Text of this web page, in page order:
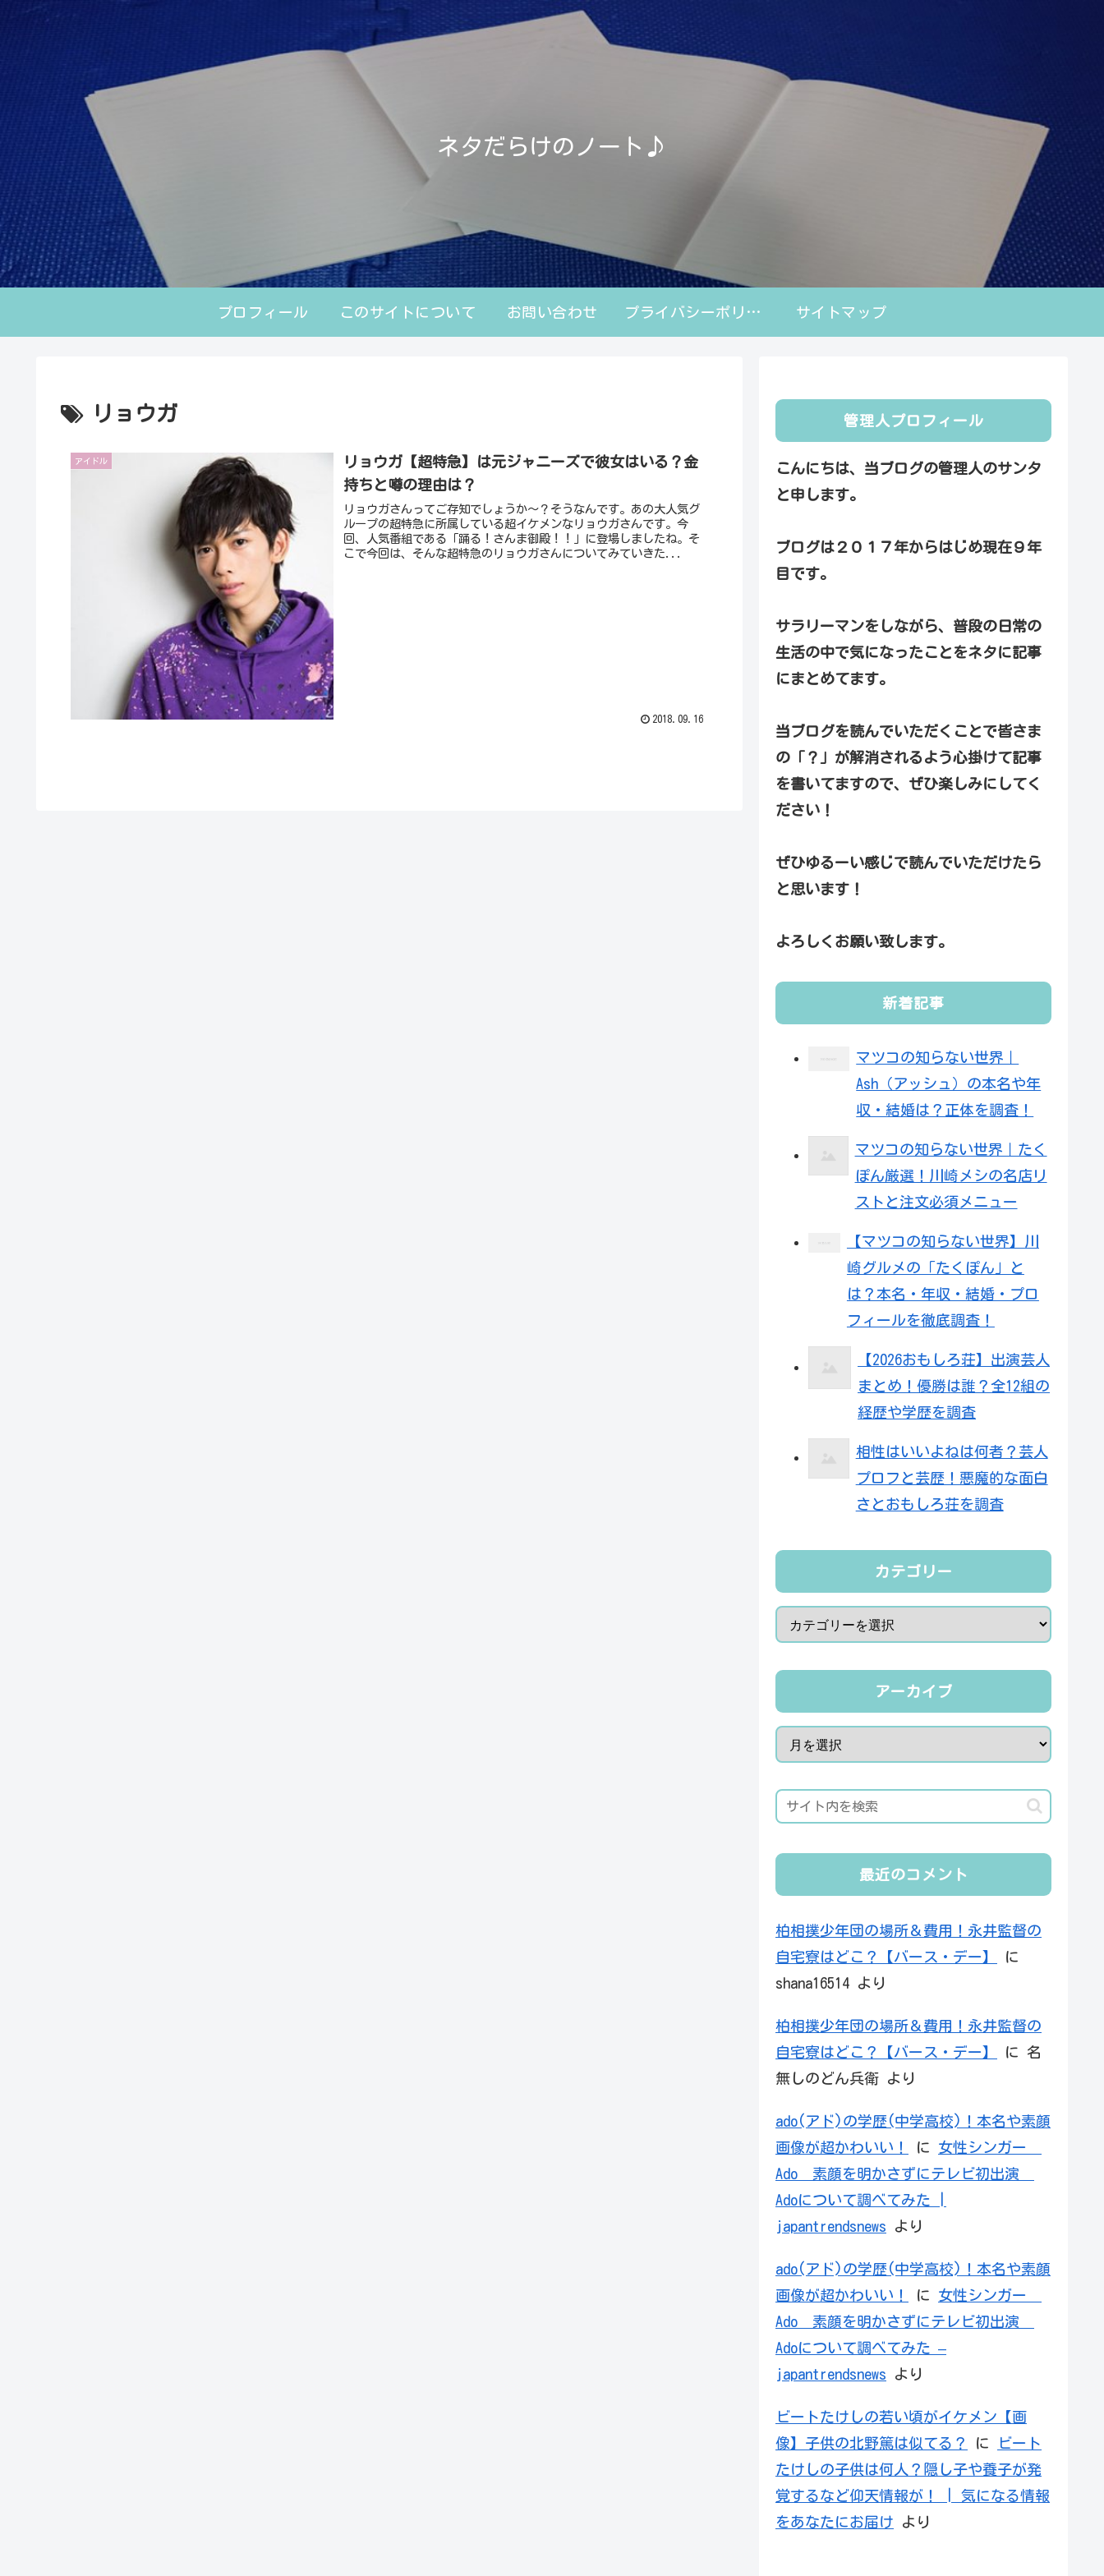
ネタだらけのノート♪
プロフィール このサイトについて お問い合わせ プライバシーポリシー サイトマップ
リョウガ
アイドル
リョウガ【超特急】は元ジャニーズで彼女はいる？金
持ちと噂の理由は？
リョウガさんってご存知でしょうか～？そうなんです。あの大人気グ
ループの超特急に所属している超イケメンなリョウガさんです。今
回、人気番組である「踊る！さんま御殿！！」に登場しましたね。そ
こで今回は、そんな超特急のリョウガさんについてみていきた...
2018.09.16
管理人プロフィール
こんにちは、当ブログの管理人のサンタ
と申します。
ブログは２０１７年からはじめ現在９年
目です。
サラリーマンをしながら、普段の日常の
生活の中で気になったことをネタに記事
にまとめてます。
当ブログを読んでいただくことで皆さま
の「？」が解消されるよう心掛けて記事
を書いてますので、ぜひ楽しみにしてく
ださい！
ぜひゆるーい感じで読んでいただけたら
と思います！
よろしくお願い致します。
新着記事
マツコの知らない世界｜
Ash（アッシュ）の本名や年
収・結婚は？正体を調査！
マツコの知らない世界｜たく
ぽん厳選！川崎メシの名店リ
ストと注文必須メニュー
【マツコの知らない世界】川
崎グルメの「たくぽん」と
は？本名・年収・結婚・プロ
フィールを徹底調査！
【2026おもしろ荘】出演芸人
まとめ！優勝は誰？全12組の
経歴や学歴を調査
相性はいいよねは何者？芸人
プロフと芸歴！悪魔的な面白
さとおもしろ荘を調査
カテゴリー
アーカイブ
最近のコメント
柏相撲少年団の場所＆費用！永井監督の
自宅寮はどこ？【バース・デー】
に
shana16514 より
柏相撲少年団の場所＆費用！永井監督の
自宅寮はどこ？【バース・デー】
に 名
無しのどん兵衛 より
ado(アド)の学歴(中学高校)！本名や素顔
画像が超かわいい！
に 女性シンガー
Ado 素顔を明かさずにテレビ初出演
Adoについて調べてみた |
japantrendsnews より
ado(アド)の学歴(中学高校)！本名や素顔
画像が超かわいい！
に 女性シンガー
Ado 素顔を明かさずにテレビ初出演
Adoについて調べてみた –
japantrendsnews より
ビートたけしの若い頃がイケメン【画
像】子供の北野篤は似てる？
に
ビート
たけしの子供は何人？隠し子や養子が発
覚するなど仰天情報が！ | 気になる情報
をあなたにお届け より